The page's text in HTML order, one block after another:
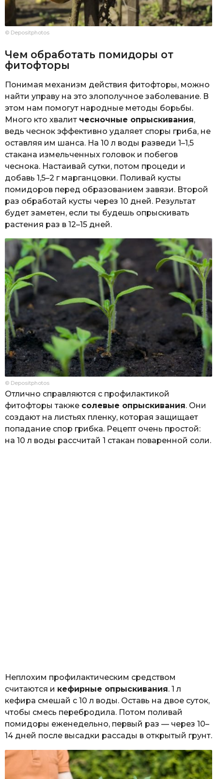
© Depositphotos
Чем обработать помидоры от
фитофторы
Понимая механизм действия фитофторы, можно
найти управу на это злополучное заболевание. В
этом нам помогут народные методы борьбы.
Много кто хвалит чесночные опрыскивания,
ведь чеснок эффективно удаляет споры гриба, не
оставляя им шанса. На 10 л воды разведи 1–1,5
стакана измельченных головок и побегов
чеснока. Настаивай сутки, потом процеди и
добавь 1,5–2 г марганцовки. Поливай кусты
помидоров перед образованием завязи. Второй
раз обработай кусты через 10 дней. Результат
будет заметен, если ты будешь опрыскивать
растения раз в 12–15 дней.
© Depositphotos
Отлично справляются с профилактикой
фитофторы также солевые опрыскивания. Они
создают на листьях пленку, которая защищает
попадание спор грибка. Рецепт очень простой:
на 10 л воды рассчитай 1 стакан поваренной соли.
Неплохим профилактическим средством
считаются и кефирные опрыскивания. 1 л
кефира смешай с 10 л воды. Оставь на двое суток,
чтобы смесь перебродила. Потом поливай
помидоры еженедельно, первый раз — через 10–
14 дней после высадки рассады в открытый грунт.